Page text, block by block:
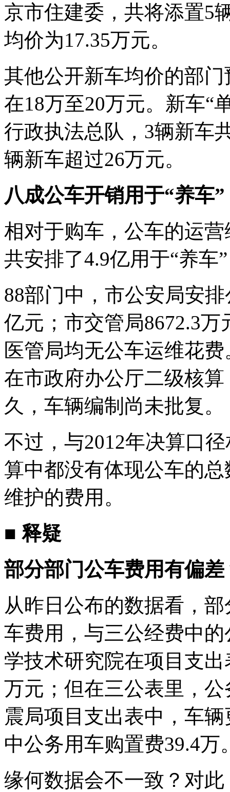
京市住建委，共将添置5
均价为17.35万元。
其他公开新车均价的部
在18万至20万元。新车“
行政执法总队，3辆新车
辆新车超过26万元。
八成公车开销用于“养车”
相对于购车，公车的运
共安排了4.9亿用于“养车
88部门中，市公安局安
亿元；市交管局8672.3
医管局均无公车运维花
在市政府办公厅二级核
久，车辆编制尚未批复。
不过，与2012年决算口
算中都没有体现公车的
维护的费用。
■ 释疑
部分部门公车费用有偏差
从昨日公布的数据看，
车费用，与三公经费中
学技术研究院在项目支
万元；但在三公表里，
震局项目支出表中，车
中公务用车购置费39.4万
缘何数据会不一致？对